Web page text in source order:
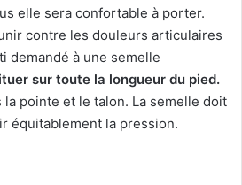
elle sera confortable à porter.
contre les douleurs articulaires
demandé à une semelle
sur toute la longueur du pied.
la pointe et le talon. La semelle doit
équitablement la pression.